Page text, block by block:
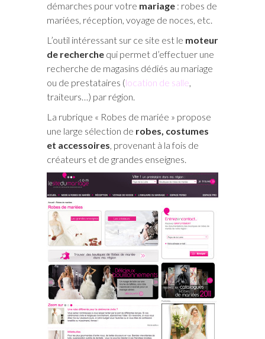
démarches pour votre mariage : robes de
mariées, réception, voyage de noces, etc.
L’outil intéressant sur ce site est le moteur
de recherche qui permet d’effectuer une
recherche de magasins dédiés au mariage
ou de prestataires (location de salle,
traiteurs…) par région.
La rubrique « Robes de mariée » propose
une large sélection de robes, costumes
et accessoires, provenant à la fois de
créateurs et de grandes enseignes.